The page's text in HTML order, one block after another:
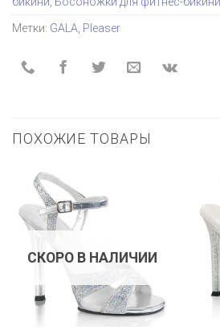
Метки: GALA, Pleaser
ПОХОЖИЕ ТОВАРЫ
СКОРО В НАЛИЧИИ